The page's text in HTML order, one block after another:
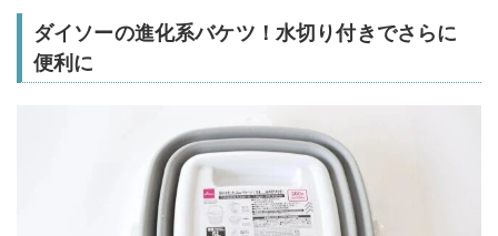
ダイソーの進化系バケツ！水切り付きでさらに
便利に